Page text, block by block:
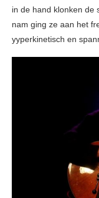
in de hand klonken de
nam ging ze aan het
yyperkinetisch en